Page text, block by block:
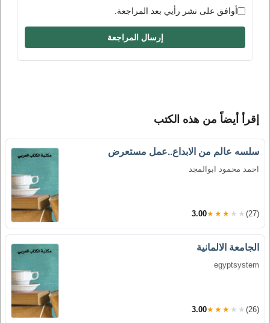
أوافق على نشر رأيي بعد المراجعة.
إرسال المراجعة
إقرأ أيضاً من هذه الكتب
سلسه عالم من الابداع..عمل مستعرض
احمد محمود ابوالمجد
3.00★★★★★ (27)
الجامعة الالمانية
egyptsystem
3.00★★★★★ (26)